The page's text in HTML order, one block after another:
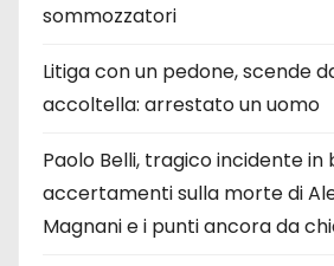
sommozzatori
Litiga con un pedone, scende
accoltella: arrestato un uomo
Paolo Belli, tragico incidente in
accertamenti sulla morte di
Magnani e i punti ancora da